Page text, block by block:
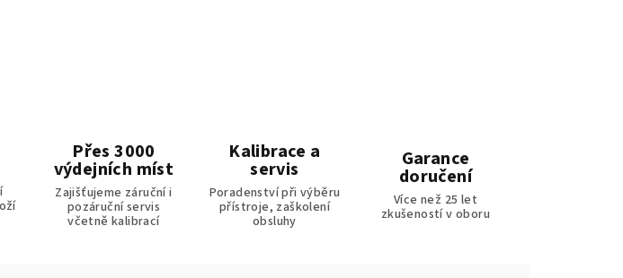
Přes 3000
výdejních míst
Zajišťujeme záruční i
pozáruční servis
včetně kalibrací
Kalibrace a
servis
Poradenství při výběru
přístroje, zaškolení
obsluhy
Garance
doručení
Více než 25 let
zkušeností v oboru